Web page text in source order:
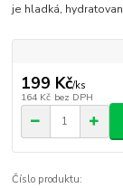
je hladká,
199 Kč/ks
164 Kč bez DPH
Číslo produktu: